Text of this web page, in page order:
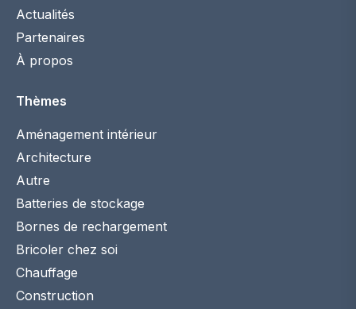
Actualités
Partenaires
À propos
Thèmes
Aménagement intérieur
Architecture
Autre
Batteries de stockage
Bornes de rechargement
Bricoler chez soi
Chauffage
Construction